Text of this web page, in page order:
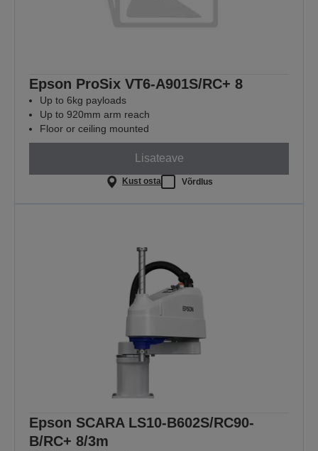
Epson ProSix VT6-A901S/RC+ 8
Up to 6kg payloads
Up to 920mm arm reach
Floor or ceiling mounted
Lisateave
Kust osta Võrdlus
Epson SCARA LS10-B602S/RC90-
B/RC+ 8/3m